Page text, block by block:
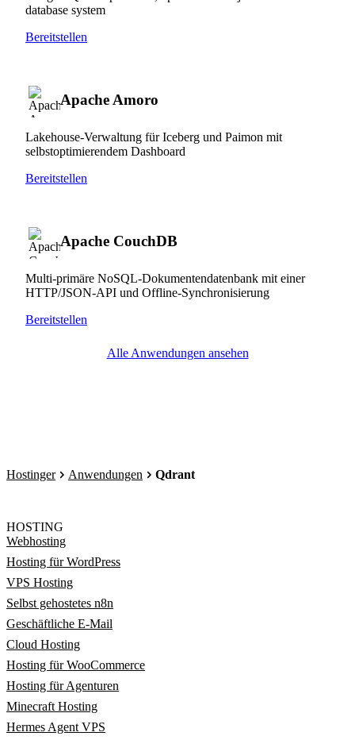
database system
Bereitstellen
Apache Amoro
Lakehouse-Verwaltung für Iceberg und Paimon mit
selbstoptimierendem Dashboard
Bereitstellen
Apache CouchDB
Multi-primäre NoSQL-Dokumentendatenbank mit einer
HTTP/JSON-API und Offline-Synchronisierung
Bereitstellen
Alle Anwendungen ansehen
Hostinger Anwendungen Qdrant
HOSTING
Webhosting
Hosting für WordPress
VPS Hosting
Selbst gehostetes n8n
Geschäftliche E-Mail
Cloud Hosting
Hosting für WooCommerce
Hosting für Agenturen
Minecraft Hosting
Hermes Agent VPS